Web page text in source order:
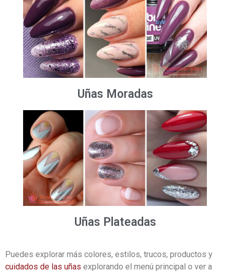
Uñas Moradas
Uñas Plateadas
Puedes explorar más colores, estilos, trucos, productos y
cuidados de las uñas explorando el menú principal o ver a